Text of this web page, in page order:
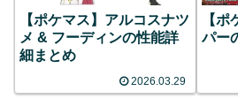
【ポケマス】アルコスナツ
メ & フーディンの性能詳
細まとめ
2026.03.29
【
パー